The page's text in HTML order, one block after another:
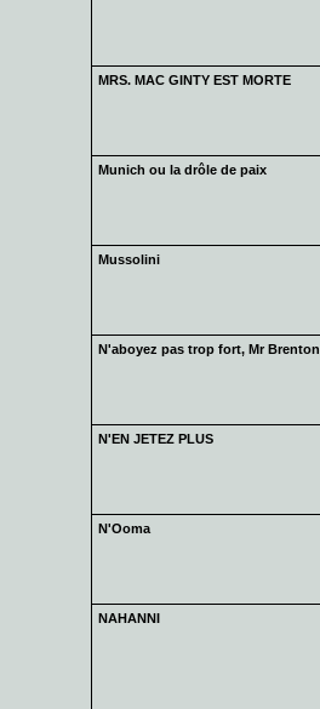
MRS. MAC GINTY EST MORTE
Munich ou la drôle de paix
Mussolini
N'aboyez pas trop fort, Mr Brenton
N'EN JETEZ PLUS
N'Ooma
NAHANNI